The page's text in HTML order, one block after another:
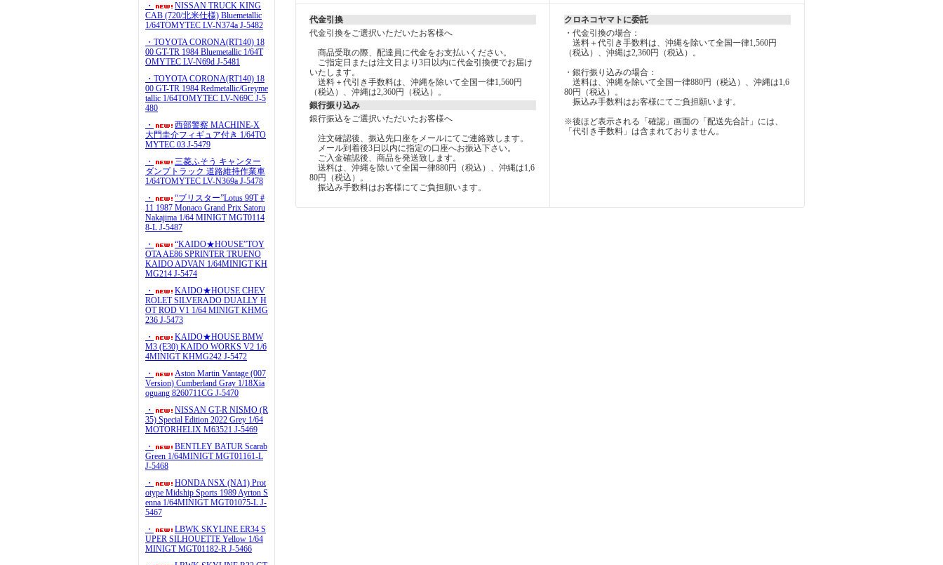
・
NISSAN TRUCK KING
CAB (720/北米仕様) Bluemetallic
1/64TOMYTEC LV-N374a J-5482
・TOYOTA CORONA(RT140) 18
00 GT-TR 1984 Bluemetallic 1/64T
OMYTEC LV-N69d J-5481
・TOYOTA CORONA(RT140) 18
00 GT-TR 1984 Redmetallic/Greyme
tallic 1/64TOMYTEC LV-N69C J-5
480
・
西部警察 MACHINE-X
大門圭介フィギュア付き 1/64TO
MYTEC 03 J-5479
・
三菱ふそう キャンター
ダンプトラック 道路維持作業車
1/64TOMYTEC LV-N369a J-5478
・
“ブリスター”Lotus 99T #
11 1987 Monaco Grand Prix Satoru
Nakajima 1/64 MINIGT MGT0114
8-L J-5487
・
“KAIDO★HOUSE”TOY
OTA AE86 SPRINTER TRUENO
KAIDO ADVAN 1/64MINIGT KH
MG214 J-5474
・
KAIDO★HOUSE CHEV
ROLET SILVERADO DUALLY H
OT ROD V1 1/64 MINIGT KHMG
236 J-5473
・
KAIDO★HOUSE BMW
M3 (E30) KAIDO WORKS V2 1/6
4MINIGT KHMG242 J-5472
・
Aston Martin Vantage (007
Version) Cumberland Gray 1/18Xia
oguang 8260711CG J-5470
・
NISSAN GT-R NISMO (R
35) Special Edition 2022 Grey 1/64
MOTORHELIX M63521 J-5469
・
BENTLEY BATUR Scarab
Green 1/64MINIGT MGT01161-L
J-5468
・
HONDA NSX (NA1) Prot
otype Midship Sports 1989 Ayrton S
enna 1/64MINIGT MGT01075-L J-
5467
・
LBWK SKYLINE ER34 S
UPER SILHOUETTE Yellow 1/64
MINIGT MGT01182-R J-5466
代金引換
代金引換をご選択いただいたお客様へ
商品受取の際、配達員に代金をお支払いください。
ご指定日または注文日より3日以内に代金引換便でお届け
いたします。
送料＋代引き手数料は、沖縄を除いて全国一律1,560円
（税込）、沖縄は2,360円（税込）。
銀行振り込み
銀行振込をご選択いただいたお客様へ
注文確認後、振込先口座をメールにてご連絡致します。
メール到着後3日以内に指定の口座へお振込下さい。
ご入金確認後、商品を発送致します。
送料は、沖縄を除いて全国一律880円（税込）、沖縄は1,6
80円（税込）。
振込み手数料はお客様にてご負担願います。
クロネコヤマトに委託
・代金引換の場合：
送料＋代引き手数料は、沖縄を除いて全国一律1,560円
（税込）、沖縄は2,360円（税込）。
・銀行振り込みの場合：
送料は、沖縄を除いて全国一律880円（税込）、沖縄は1,6
80円（税込）。
振込み手数料はお客様にてご負担願います。
※後ほど表示される「確認」画面の「配送先合計」には、
「代引き手数料」は含まれておりません。